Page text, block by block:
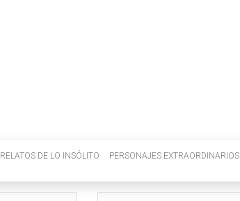
RELATOS DE LO INSÓLITO PERSONAJES EXTRAORDINARIOS